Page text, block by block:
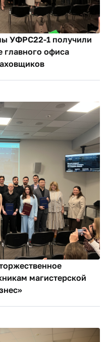
УФРС22-1 получили
офиса
магистерской